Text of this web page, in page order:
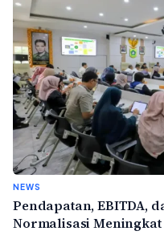
NEWS
Pendapatan, EBITDA,
Normalisasi Meningkat